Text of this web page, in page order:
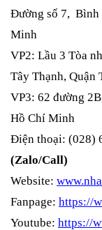
Đường số 7, Bình
Minh
VP2: Lầu 3 Tòa
Tây Thạnh, Quận
VP3: 62 đường
Hồ Chí Minh
Điện thoại: (028)
(Zalo/Call)
Website:
Fanpage: https://
Youtube: https://